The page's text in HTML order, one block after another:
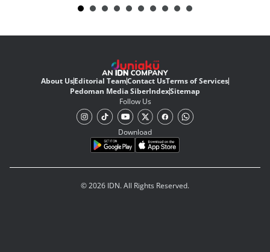
About UsEditorial TeamContact UsTerms of Services
Pedoman Media SiberIndexSitemap
Follow Us
Download
© 2026 IDN. All Rights Reserved.